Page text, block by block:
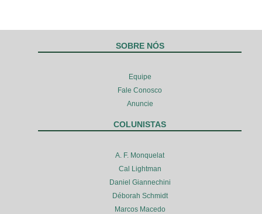
SOBRE NÓS
Equipe
Fale Conosco
Anuncie
COLUNISTAS
A. F. Monquelat
Cal Lightman
Daniel Giannechini
Déborah Schmidt
Marcos Macedo